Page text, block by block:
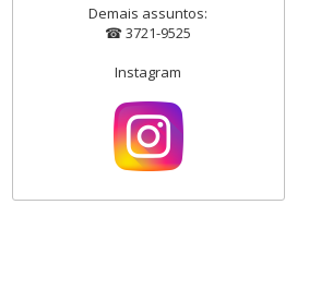
Demais assuntos:
☎ 3721-9525
Instagram